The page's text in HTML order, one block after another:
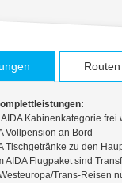
Routen
AIDA Kabinenkategorie
Vollpension an Bord
Tischgetränke zu den
AIDA Flugpaket sind
Trans-Reisen